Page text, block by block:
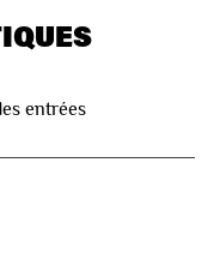
entrées